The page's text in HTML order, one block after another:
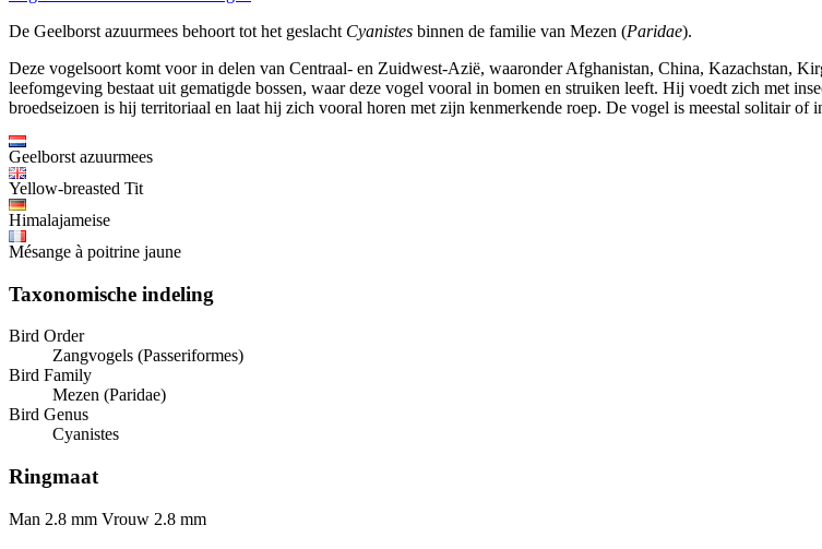
De Geelborst azuurmees behoort tot het geslacht Cyanistes binnen de familie van Mezen (Paridae).
Deze vogelsoort komt voor in delen van Centraal- en Zuidwest-Azië, waaronder Afghanistan, China, Kazachstan,
leefomgeving bestaat uit gematigde bossen, waar deze vogel vooral in bomen en struiken leeft. Hij voedt zich met
broedseizoen is hij territoriaal en laat hij zich vooral horen met zijn kenmerkende roep. De vogel is meestal solitair
Geelborst azuurmees
Yellow-breasted Tit
Himalajameise
Mésange à poitrine jaune
Taxonomische indeling
Bird Order
Zangvogels (Passeriformes)
Bird Family
Mezen (Paridae)
Bird Genus
Cyanistes
Ringmaat
Man 2.8 mm Vrouw 2.8 mm